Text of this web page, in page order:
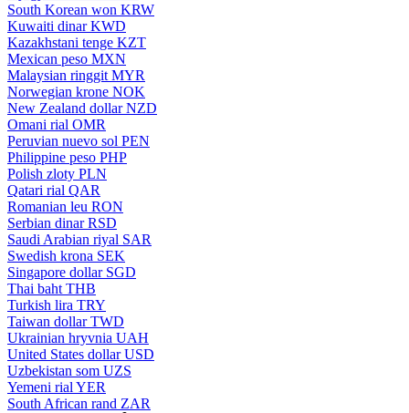
South Korean won KRW
Kuwaiti dinar KWD
Kazakhstani tenge KZT
Mexican peso MXN
Malaysian ringgit MYR
Norwegian krone NOK
New Zealand dollar NZD
Omani rial OMR
Peruvian nuevo sol PEN
Philippine peso PHP
Polish zloty PLN
Qatari rial QAR
Romanian leu RON
Serbian dinar RSD
Saudi Arabian riyal SAR
Swedish krona SEK
Singapore dollar SGD
Thai baht THB
Turkish lira TRY
Taiwan dollar TWD
Ukrainian hryvnia UAH
United States dollar USD
Uzbekistan som UZS
Yemeni rial YER
South African rand ZAR